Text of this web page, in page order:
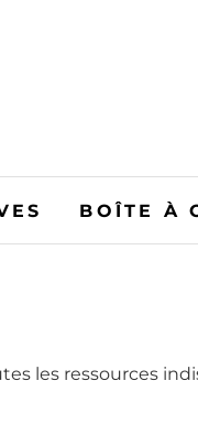
BOÎTE À
les ressources